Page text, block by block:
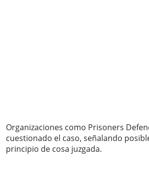
Organizaciones como Prisoners
cuestionado el caso, señalando
principio de cosa juzgada.